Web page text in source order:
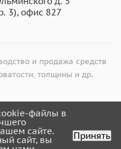
Оформить заказ
3), офис 827
и продажа средств
толщины и др.
файлы в
сайте.
сайт, вы Принять